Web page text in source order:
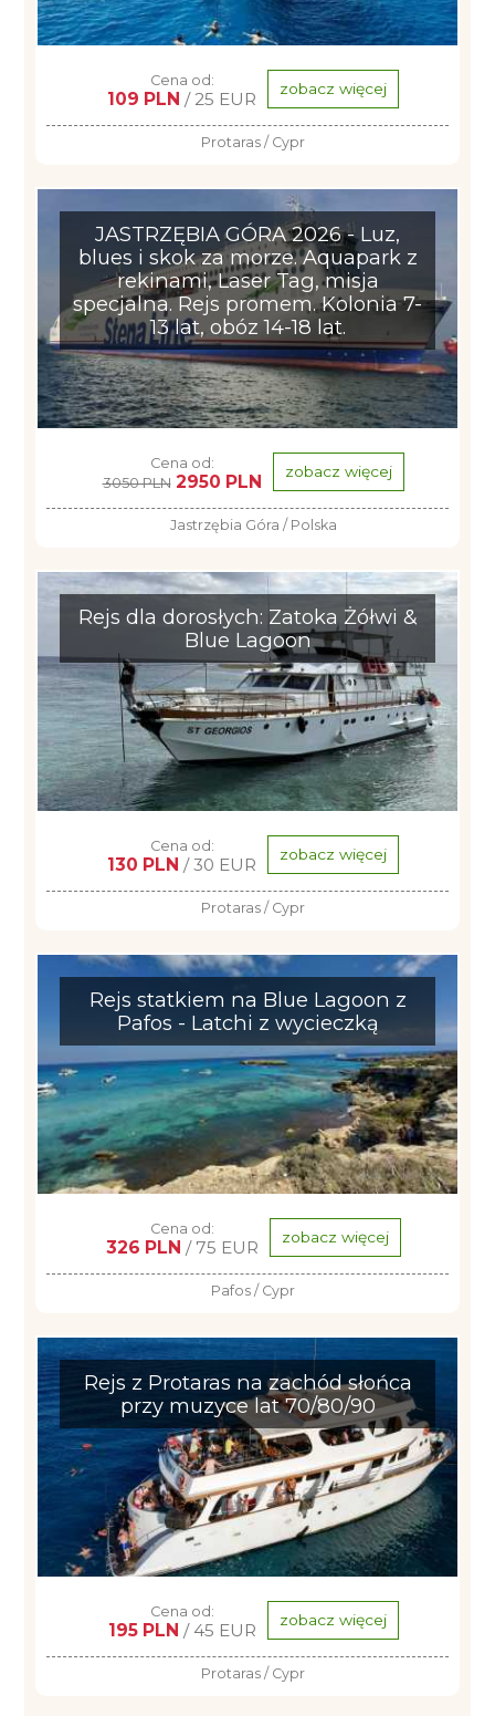
Cena od:
109 PLN / 25 EUR zobacz więcej
Protaras / Cypr
JASTRZĘBIA GÓRA 2026 - Luz,
blues i skok za morze. Aquapark z
rekinami, Laser Tag, misja
specjalna. Rejs promem. Kolonia 7-
13 lat, obóz 14-18 lat.
Cena od:
3050 PLN 2950 PLN zobacz więcej
Jastrzębia Góra / Polska
Rejs dla dorosłych: Zatoka Żółwi &
Blue Lagoon
Cena od:
130 PLN / 30 EUR zobacz więcej
Protaras / Cypr
Rejs statkiem na Blue Lagoon z
Pafos - Latchi z wycieczką
Cena od:
326 PLN / 75 EUR zobacz więcej
Pafos / Cypr
Rejs z Protaras na zachód słońca
przy muzyce lat 70/80/90
Cena od:
195 PLN / 45 EUR zobacz więcej
Protaras / Cypr